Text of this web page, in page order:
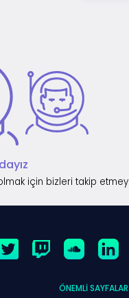
için bizleri takip etmeyi
ÖNEMLI SAYFALAR